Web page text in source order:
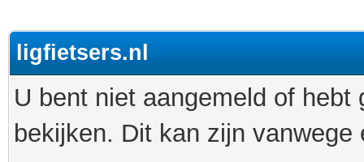
ligfietsers.nl
U bent niet aangemeld of
bekijken. Dit kan zijn